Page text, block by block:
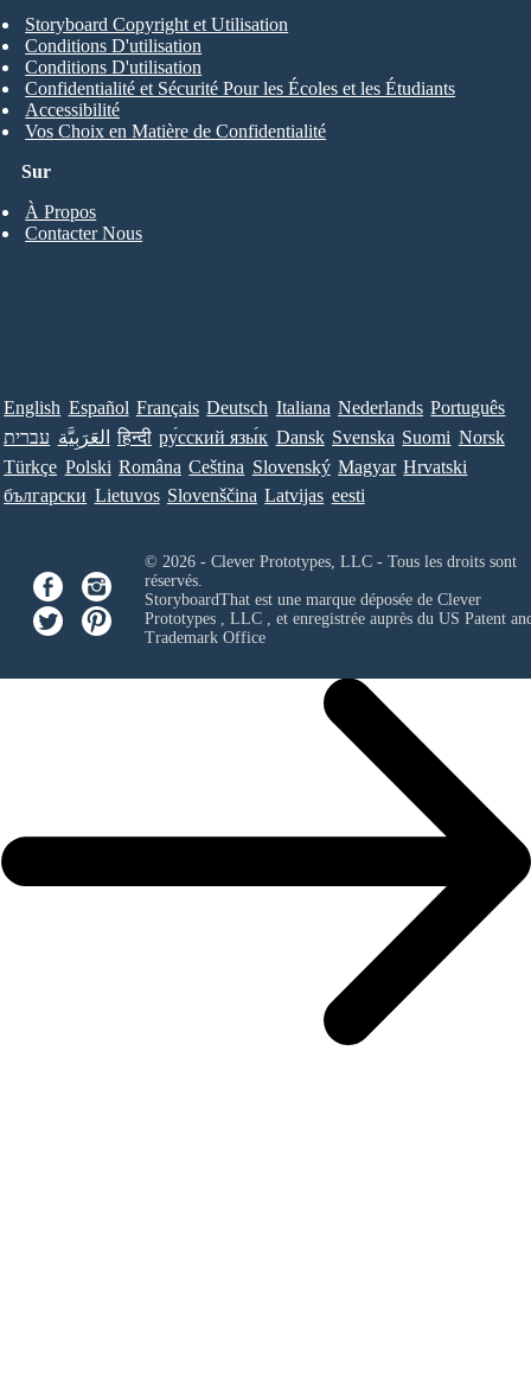
Sur
À Propos
Contacter Nous
Storyboard Copyright et Utilisation
Conditions D'utilisation
Conditions D'utilisation
Confidentialité et Sécurité Pour les Écoles et les Étudiants
Accessibilité
Vos Choix en Matière de Confidentialité
English Español Français Deutsch Italiana Nederlands Português
עברית العَرَبِيَّة हिन्दी ру́сский язы́к Dansk Svenska Suomi Norsk
Türkçe Polski Româna Ceština Slovenský Magyar Hrvatski
български Lietuvos Slovenščina Latvijas eesti
© 2026 - Clever Prototypes, LLC - Tous les droits sont
réservés.
StoryboardThat est une marque déposée de Clever
Prototypes , LLC, et enregistrée auprès du US Patent
Trademark Office